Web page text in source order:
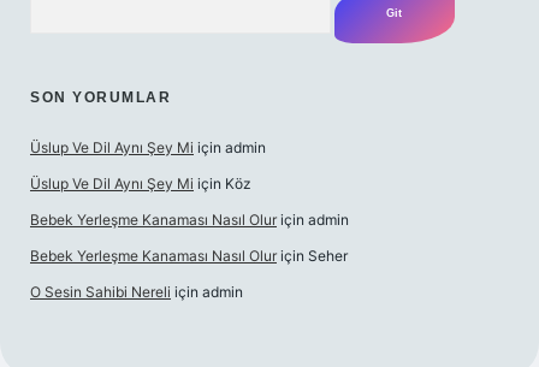
SON YORUMLAR
Üslup Ve Dil Aynı Şey Mi için admin
Üslup Ve Dil Aynı Şey Mi için Köz
Bebek Yerleşme Kanaması Nasıl Olur için admin
Bebek Yerleşme Kanaması Nasıl Olur için Seher
O Sesin Sahibi Nereli için admin